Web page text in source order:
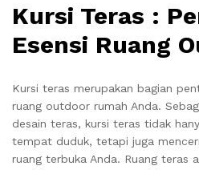
Kursi Teras :
Esensi Ruang
Kursi teras merupakan bagian
ruang outdoor rumah Anda.
desain teras, kursi teras tidak
tempat duduk, tetapi juga
ruang terbuka Anda. Ruang teras